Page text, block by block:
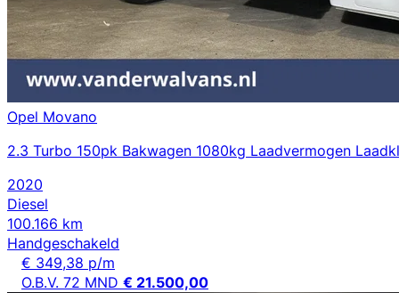
Opel Movano
2.3 Turbo 150pk Bakwagen 1080kg Laadvermogen
2020
Diesel
100.166 km
Handgeschakeld
€ 349,38 p/m
O.B.V. 72 MND € 21.500,00